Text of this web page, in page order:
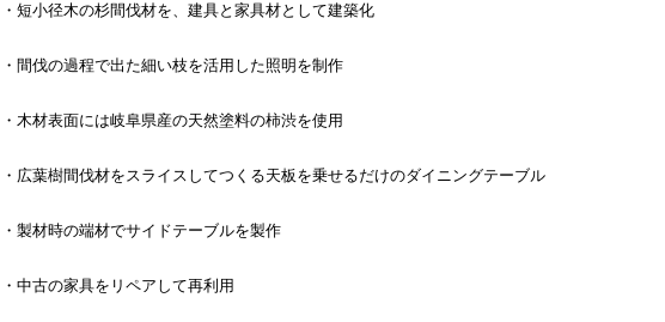
・短小径木の杉間伐材を、建具と家具材として建築化
・間伐の過程で出た細い枝を活用した照明を制作
・木材表面には岐阜県産の天然塗料の柿渋を使用
・広葉樹間伐材をスライスしてつくる天板を乗せるだけのダイニングテーブル
・製材時の端材でサイドテーブルを製作
・中古の家具をリペアして再利用